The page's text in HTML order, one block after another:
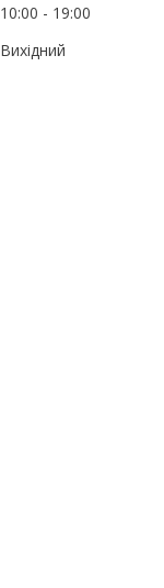
10:00
19:00
Вихідний